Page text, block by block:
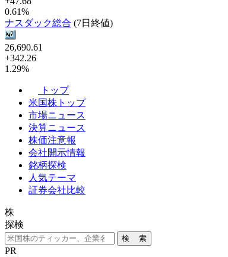
0.61%
ナスダック総合 (7日終値)
26,690.61
+342.26
1.29%
トップ
米国株トップ
市場ニュース
決算ニュース
株価注意報
会社開示情報
銘柄探検
人気テーマ
証券会社比較
株
探検
検 索
PR